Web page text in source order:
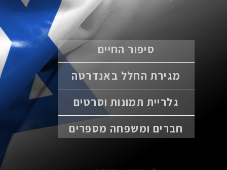
סיפור החיים
מגירת החלל באנדרטה
גלריית תמונות וסרטים
חברים ומשפחה מספרים